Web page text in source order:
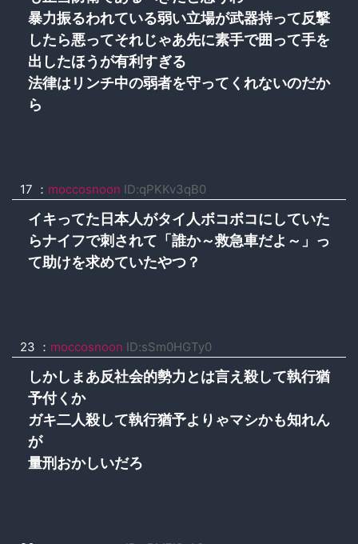
暴力振るわれている弱い立場が武器持って反撃
したら悪ってそれじゃあ先に素手で囲って手を
出したほうが有利すぎる
法律はリンチ中の弱者を守ってくれないのだか
ら
17 ： moccosnoon ID:qPKKv3qB0
イキってた日本人がタイ人ボコボコにしていた
らナイフで刺されて「誰か～救急車だよ～」っ
て助けを求めていたやつ？
23 ： moccosnoon ID:sSm0HGTy0
しかしまあ反社会的勢力とは言え殺して執行猶
予付くか
ガキ二人殺して執行猶予よりゃマシかも知れん
が
量刑おかしいだろ